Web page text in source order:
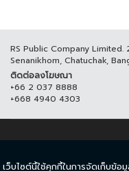
RS Public Company Limited.
Senanikhom, Chatuchak,
ติดต่อลงโฆษณา
+66 2 037 8888
+668 4940 4303
© COPYRIGHT 2017
เว็บไซต์นี้ใช้คุกกี้ในการจัดเก็บข้